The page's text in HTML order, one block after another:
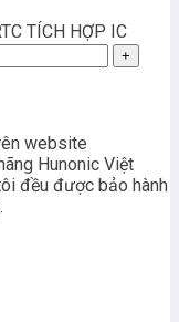
TÍCH HỢP IC
website
Hunonic Việt
đều được bảo hành